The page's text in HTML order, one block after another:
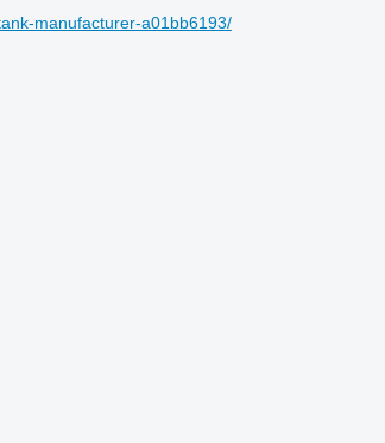
manufacturer-a01bb6193/